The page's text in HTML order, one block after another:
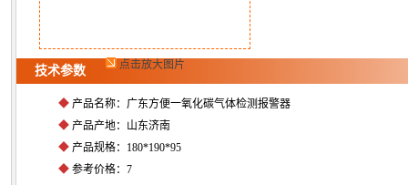
点击放大图片
技术参数
◆ 产品名称：广东方便一氧化碳气体检测报警器
◆ 产品产地：山东济南
◆ 产品规格：180*190*95
◆ 参考价格：7